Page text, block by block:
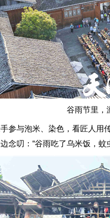
谷雨节里，
与泡米、染色，看匠人用
念叨：“谷雨吃了乌米饭，